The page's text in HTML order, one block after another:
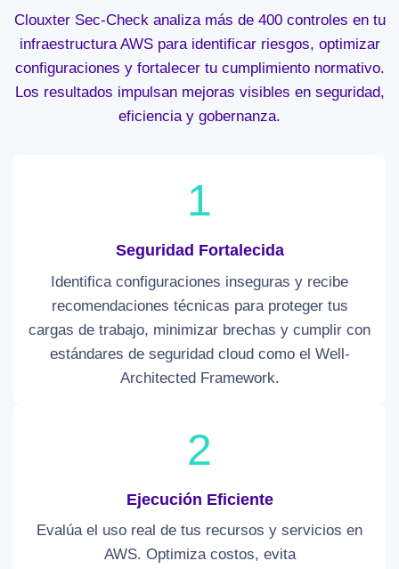
Clouxter Sec-Check analiza más de 400 controles en tu
infraestructura AWS para identificar riesgos, optimizar
configuraciones y fortalecer tu cumplimiento normativo.
Los resultados impulsan mejoras visibles en seguridad,
eficiencia y gobernanza.
1
Seguridad Fortalecida
Identifica configuraciones inseguras y recibe
recomendaciones técnicas para proteger tus
cargas de trabajo, minimizar brechas y cumplir con
estándares de seguridad cloud como el Well-
Architected Framework.
2
Ejecución Eficiente
Evalúa el uso real de tus recursos y servicios en
AWS. Optimiza costos, evita